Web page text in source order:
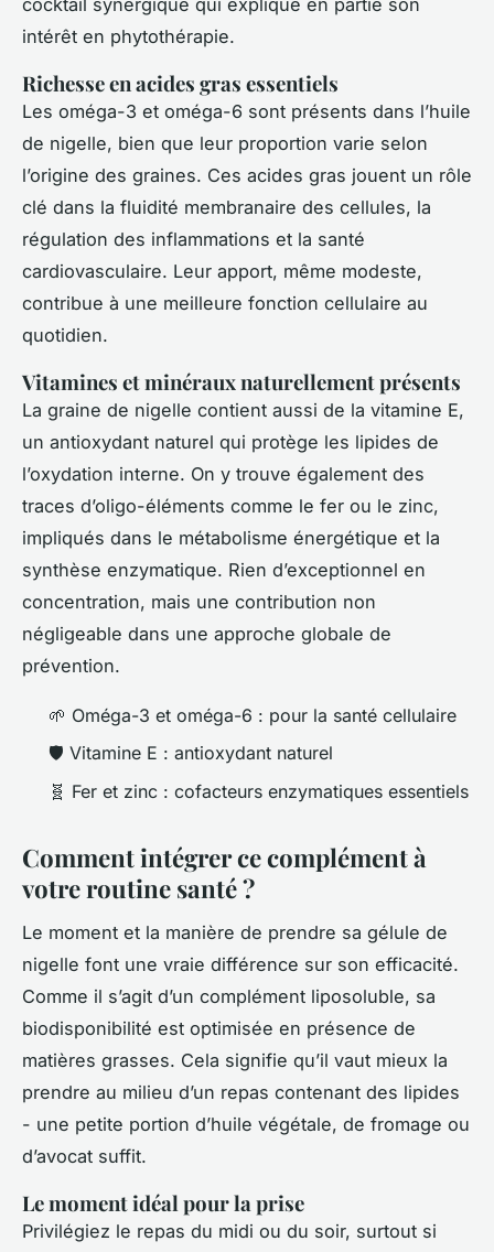
intérêt en phytothérapie.
Richesse en acides gras essentiels
Les oméga-3 et oméga-6 sont présents dans l’huile
de nigelle, bien que leur proportion varie selon
l’origine des graines. Ces acides gras jouent un rôle
clé dans la fluidité membranaire des cellules, la
régulation des inflammations et la santé
cardiovasculaire. Leur apport, même modeste,
contribue à une meilleure fonction cellulaire au
quotidien.
Vitamines et minéraux naturellement présents
La graine de nigelle contient aussi de la vitamine E,
un antioxydant naturel qui protège les lipides de
l’oxydation interne. On y trouve également des
traces d’oligo-éléments comme le fer ou le zinc,
impliqués dans le métabolisme énergétique et la
synthèse enzymatique. Rien d’exceptionnel en
concentration, mais une contribution non
négligeable dans une approche globale de
prévention.
🌱 Oméga-3 et oméga-6 : pour la santé cellulaire
🛡️ Vitamine E : antioxydant naturel
🧬 Fer et zinc : cofacteurs enzymatiques essentiels
Comment intégrer ce complément à
votre routine santé ?
Le moment et la manière de prendre sa gélule de
nigelle font une vraie différence sur son efficacité.
Comme il s’agit d’un complément liposoluble, sa
biodisponibilité est optimisée en présence de
matières grasses. Cela signifie qu’il vaut mieux la
prendre au milieu d’un repas contenant des lipides
- une petite portion d’huile végétale, de fromage ou
d’avocat suffit.
Le moment idéal pour la prise
Privilégiez le repas du midi ou du soir, surtout si